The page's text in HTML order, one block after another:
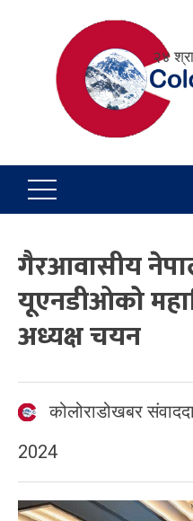
२४
गैरआवासीय
यूएनडीओको
अध्यक्ष चयन
कोलोराडोखबर
2024